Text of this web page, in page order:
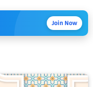
Join Now